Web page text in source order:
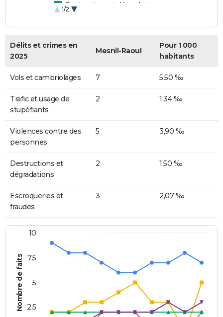
Destructions et dégradations
1/2
Délits et crimes en
2025
Mesnil-Raoul
Pour 1 000
habitants
Vols et cambriolages 7 5,50 ‰
Trafic et usage de
stupéfiants
2 1,34 ‰
Violences contre des
personnes
5 3,90 ‰
Destructions et
dégradations
2 1,50 ‰
Escroqueries et
fraudes
3 2,07 ‰
Nombre de faits 2,5
5
7,5
10